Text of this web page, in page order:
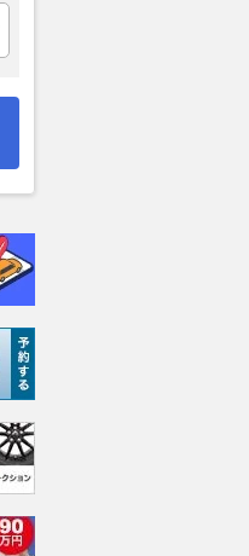
ロールスロイス ゴース
ト ロールスロイス ゴ
ースト(第1世代 / RR4)
支払総額
905